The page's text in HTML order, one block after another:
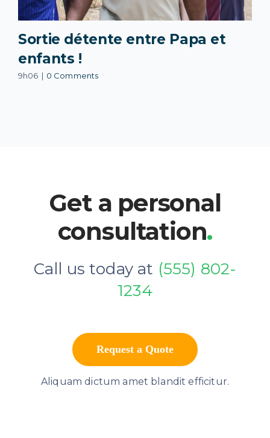
Sortie détente entre Papa et
enfants !
9h06 | 0 Comments
Get a personal
consultation.
Call us today at (555) 802-
1234
Request a Quote
Aliquam dictum amet blandit efficitur.